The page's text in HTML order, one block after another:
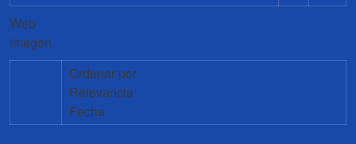
Web
Imagen
Ordenar por
Relevancia
Fecha